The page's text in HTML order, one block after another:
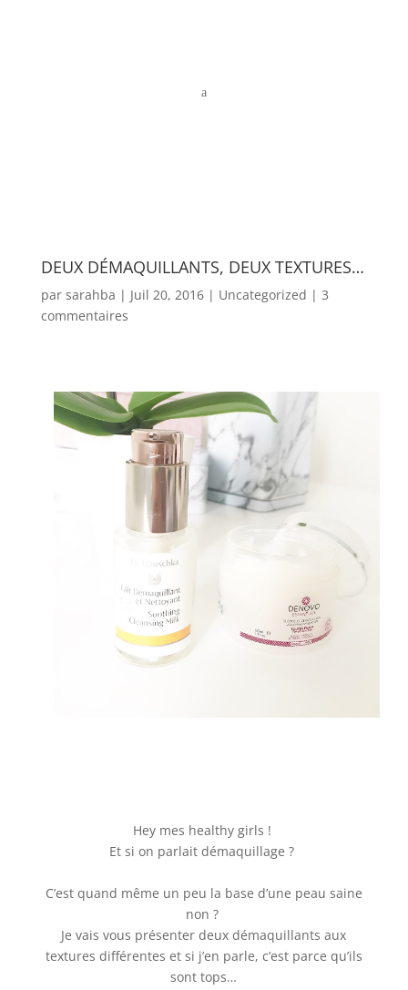
a
DEUX DÉMAQUILLANTS, DEUX TEXTURES…
par sarahba | Juil 20, 2016| Uncategorized | 3
commentaires
Hey mes healthy girls !
Et si on parlait démaquillage ?
C’est quand même un peu la base d’une peau saine
non ?
Je vais vous présenter deux démaquillants aux
textures différentes et si j’en parle, c’est parce qu’ils
sont tops…